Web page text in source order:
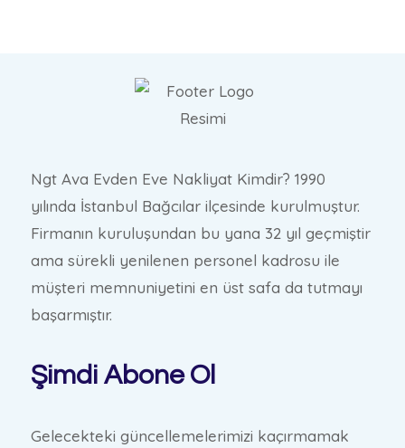
Ngt Ava Evden Eve Nakliyat Kimdir? 1990
yılında İstanbul Bağcılar ilçesinde kurulmuştur.
Firmanın kuruluşundan bu yana 32 yıl geçmiştir
ama sürekli yenilenen personel kadrosu ile
müşteri memnuniyetini en üst safa da tutmayı
başarmıştır.
Şimdi Abone Ol
Gelecekteki güncellemelerimizi kaçırmamak